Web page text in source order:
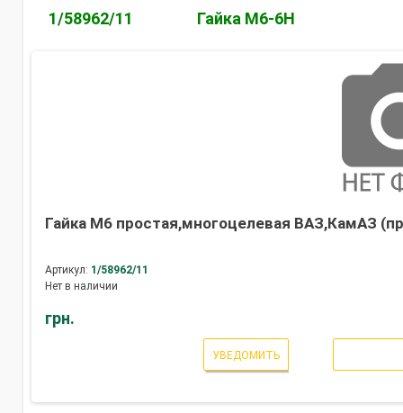
1/58962/11 Гайка М6-6Н
Гайка М6 простая,многоцелевая ВАЗ,КамАЗ
Артикул: 1/58962/11
Нет в наличии
грн.
УВЕДОМИТЬ